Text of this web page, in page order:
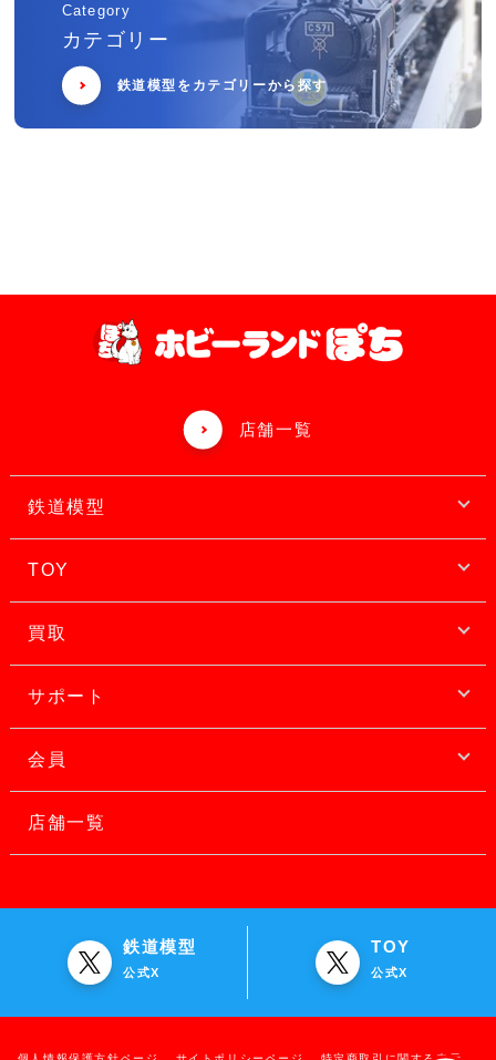
Category
カテゴリー
鉄道模型をカテゴリーから探す
店舗一覧
鉄道模型
TOY
買取
サポート
会員
店舗一覧
鉄道模型
公式X
TOY
公式X